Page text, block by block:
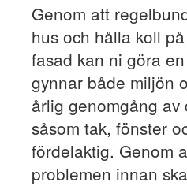
Genom att
hus och hålla koll
fasad kan ni göra
gynnar både miljön
årlig genomgång av
såsom tak, fönster
fördelaktig. Genom
problemen innan